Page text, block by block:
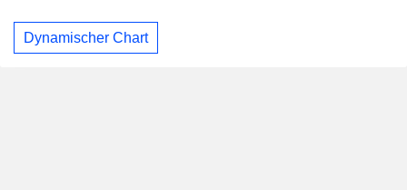
Dynamischer Chart